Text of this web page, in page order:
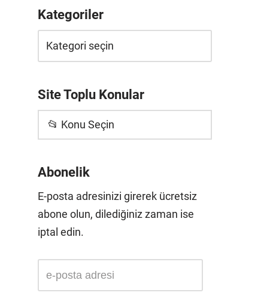
Kategoriler
Site Toplu Konular
📂 Konu Seçin
Abonelik
E-posta adresinizi girerek ücretsiz
abone olun, dilediğiniz zaman ise
iptal edin.